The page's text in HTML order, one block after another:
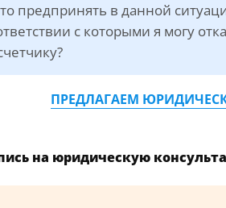
предпринять в данной
с которыми я могу
ПРЕДЛАГАЕМ
на юридическую